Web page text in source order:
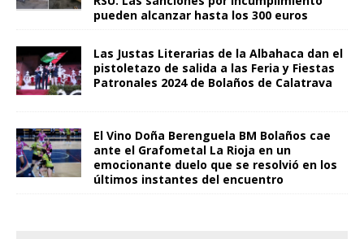
pueden alcanzar hasta los 300 euros
Las Justas Literarias de la Albahaca dan el
pistoletazo de salida a las Feria y Fiestas
Patronales 2024 de Bolaños de Calatrava
El Vino Doña Berenguela BM Bolaños cae
ante el Grafometal La Rioja en un
emocionante duelo que se resolvió en los
últimos instantes del encuentro